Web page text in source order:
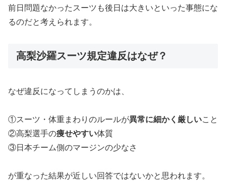
前日問題なかったスーツも後日は大きいといった事態にな
るのだと考えられます。
高梨沙羅スーツ規定違反はなぜ？
なぜ違反になってしまうのかは、
①スーツ・体重まわりのルールが異常に細かく厳しいこと
②高梨選手の痩せやすい体質
③日本チーム側のマージンの少なさ
が重なった結果が近しい回答ではないかと思われます。